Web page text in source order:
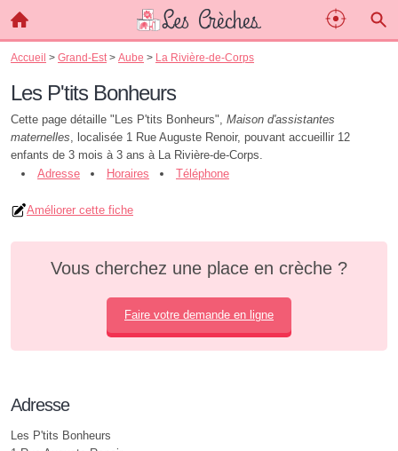
Accueil > Grand-Est > Aube > La Rivière-de-Corps
Les P'tits Bonheurs
Cette page détaille "Les P'tits Bonheurs", Maison d'assistantes
maternelles, localisée 1 Rue Auguste Renoir, pouvant accueillir 12
enfants de 3 mois à 3 ans à La Rivière-de-Corps.
Adresse
Horaires Téléphone
Améliorer cette fiche
Vous cherchez une place en crèche ?
Faire votre demande en ligne
Adresse
Les P'tits Bonheurs